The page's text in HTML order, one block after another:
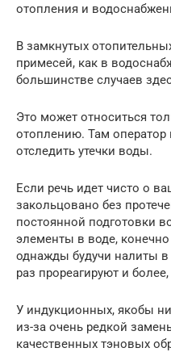
отопления и
В замкнутых
примесей, как в
большинстве случаев
Это может относиться
отоплению. Там оператор
отследить утечки воды.
Если речь идет чисто о
закольцовано без
постоянной подготовки
элементы в воде,
однажды будучи налиты в
раз прореагируют и
У индукционных, якобы
из-за очень редкой
качественных тэновых